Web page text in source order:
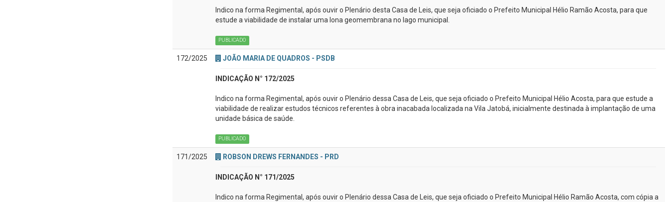
Indico na forma Regimental, após ouvir o Plenário desta Casa de Leis, que seja oficiado o Prefeito Municipal Hélio Ramão Acosta, para que
estude a viabilidade de instalar uma lona geomembrana no lago municipal.
PUBLICADO
172/2025 JOÃO MARIA DE QUADROS - PSDB
INDICAÇÃO N° 172/2025
Indico na forma Regimental, após ouvir o Plenário dessa Casa de Leis, que seja oficiado o Prefeito Municipal Hélio Acosta, para que estude a
viabilidade de realizar estudos técnicos referentes à obra inacabada localizada na Vila Jatobá, inicialmente destinada à implantação de uma
unidade básica de saúde.
PUBLICADO
171/2025 ROBSON DREWS FERNANDES - PRD
INDICAÇÃO N° 171/2025
Indico na forma Regimental, após ouvir o Plenário dessa Casa de Leis, que seja oficiado o Prefeito Municipal Hélio Ramão Acosta, com cópia a